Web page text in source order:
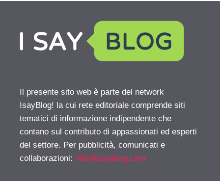
Il presente sito web è parte del network
IsayBlog! la cui rete editoriale comprende siti
tematici di informazione indipendente che
contano sul contributo di appassionati ed esperti
del settore. Per pubblicità, comunicati e
collaborazioni: info@isayblog.com